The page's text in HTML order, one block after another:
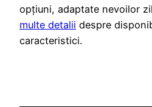
opțiuni, adaptate nevoilor
multe detalii despre
caracteristici.